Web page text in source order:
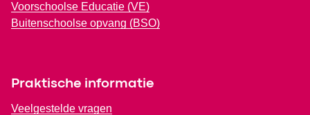
Voorschoolse Educatie (VE)
Buitenschoolse opvang (BSO)
Praktische informatie
Veelgestelde vragen